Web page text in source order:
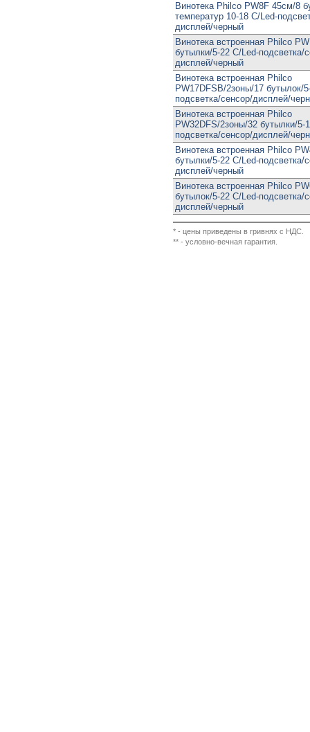
Винотека Philco PW8F 45см/8
температур 10-18 С/Led-
дисплей/черный
Винотека встроенная Philco
бутылки/5-22 С/Led-подсветка/
дисплей/черный
Винотека встроенная Philco
PW17DFSB/2зоны/17 бутылок/
подсветка/сенсор/дисплей/
Винотека встроенная Philco
PW32DFS/2зоны/32 бутылки/5-
подсветка/сенсор/дисплей/
Винотека встроенная Philco
бутылки/5-22 С/Led-подсветка/
дисплей/черный
Винотека встроенная Philco
бутылок/5-22 С/Led-подсветка/
дисплей/черный
* - цены приведены в гривнях с НДС.
** - условно-вечная гарантия.